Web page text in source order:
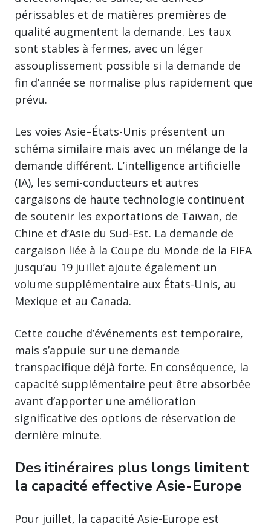
périssables et de matières premières de
qualité augmentent la demande. Les taux
sont stables à fermes, avec un léger
assouplissement possible si la demande de
fin d’année se normalise plus rapidement que
prévu.
Les voies Asie–États-Unis présentent un
schéma similaire mais avec un mélange de la
demande différent. L’intelligence artificielle
(IA), les semi-conducteurs et autres
cargaisons de haute technologie continuent
de soutenir les exportations de Taïwan, de
Chine et d’Asie du Sud-Est. La demande de
cargaison liée à la Coupe du Monde de la FIFA
jusqu’au 19 juillet ajoute également un
volume supplémentaire aux États-Unis, au
Mexique et au Canada.
Cette couche d’événements est temporaire,
mais s’appuie sur une demande
transpacifique déjà forte. En conséquence, la
capacité supplémentaire peut être absorbée
avant d’apporter une amélioration
significative des options de réservation de
dernière minute.
Des itinéraires plus longs limitent
la capacité effective Asie-Europe
Pour juillet, la capacité Asie-Europe est